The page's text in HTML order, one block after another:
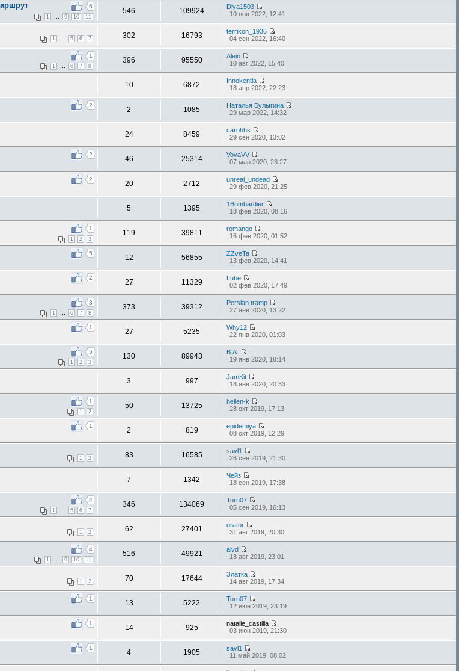
6
1 9 10 11
546 109924
Diya1503
10 ноя 2022, 12:41
1 5 6 7 302 16793
terrikon_1936
04 сен 2022, 16:40
1
1 6 7 8
396 95550
Alein
10 авг 2022, 15:40
10 6872
Innokentia
18 апр 2022, 22:23
2
2 1085
Наталья Булыгина
29 мар 2022, 14:32
24 8459
carohhs
29 сен 2020, 13:02
2
46 25314
VovaVV
07 мар 2020, 23:27
2
20 2712
unreal_undead
29 фев 2020, 21:25
5 1395
1Bombardier
18 фев 2020, 08:16
1
1 2 3
119 39811
romango
16 фев 2020, 01:52
5
12 56855
ZZveTa
13 фев 2020, 14:41
2
27 11329
Lube
02 фев 2020, 17:49
3
1 6 7 8
373 39312
Persian tramp
27 янв 2020, 13:22
1
27 5235
Why12
22 янв 2020, 01:03
5
1 2 3
130 89943
В.А.
19 янв 2020, 18:14
3 997
JamKit
18 янв 2020, 20:33
1
1 2
50 13725
hellen-k
28 окт 2019, 17:13
1
2 819
epidemiya
08 окт 2019, 12:29
1 2 83 16585
savl1
26 сен 2019, 21:30
7 1342
Чейз
18 сен 2019, 17:38
4
1 5 6 7
346 134069
Torn07
05 сен 2019, 16:13
1 2 62 27401
orator
31 авг 2019, 20:30
4
1 9 10 11
516 49921
alvd
18 авг 2019, 23:01
1 2 70 17644
Златка
14 авг 2019, 17:34
1
13 5222
Torn07
12 июн 2019, 23:19
1
14 925
natalie_castilla
03 июн 2019, 21:30
1
4 1905
savl1
11 май 2019, 08:02